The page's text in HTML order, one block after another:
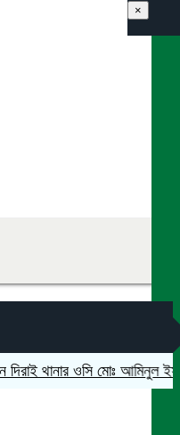
থানার ওসি মোঃ আমিনুল ইসলাম
×